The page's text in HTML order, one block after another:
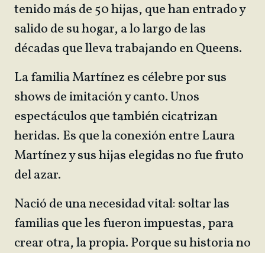
tenido más de 50 hijas, que han entrado y
salido de su hogar, a lo largo de las
décadas que lleva trabajando en Queens.
La familia Martínez es célebre por sus
shows de imitación y canto. Unos
espectáculos que también cicatrizan
heridas. Es que la conexión entre Laura
Martínez y sus hijas elegidas no fue fruto
del azar.
Nació de una necesidad vital: soltar las
familias que les fueron impuestas, para
crear otra, la propia. Porque su historia no